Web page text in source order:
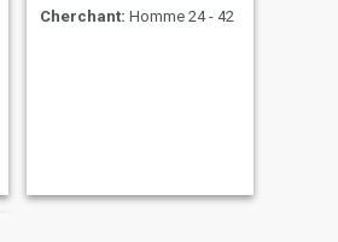
Cherchant: Homme 24 - 42